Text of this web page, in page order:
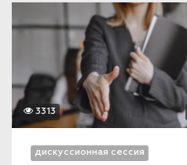
3313
дискуссионная сессия